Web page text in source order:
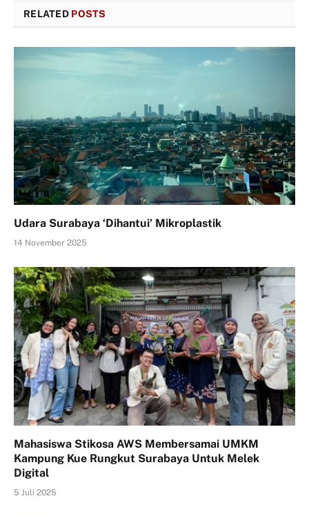
RELATED POSTS
Udara Surabaya ‘Dihantui’ Mikroplastik
14 November 2025
Mahasiswa Stikosa AWS Membersamai UMKM
Kampung Kue Rungkut Surabaya Untuk Melek
Digital
5 Juli 2025